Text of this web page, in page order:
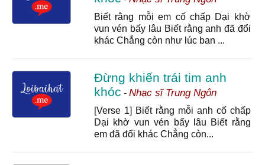
Biết rằng mỗi em cố chấp Dại khờ
vun vén bấy lâu Biết rằng anh đã đổi
khác Chẳng còn như lúc ban ...
Đừng khiến trái tim anh
khóc - Nhạc sĩ Trung Ngôn
[Verse 1] Biết rằng mỗi anh cố chấp
Dại khờ vun vén bấy lâu Biết rằng
em đã đổi khác Chẳng còn...